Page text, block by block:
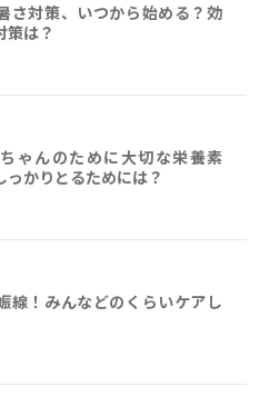
さ対策、いつから始める？効
策は？
ゃんのために大切な栄養素
っかりとるためには？
線！みんなどのくらいケアし